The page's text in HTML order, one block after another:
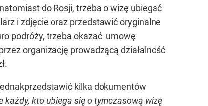
do Rosji, trzeba o wizę ubiegać
i zdjęcie oraz przedstawić oryginalne
podróży, trzeba okazać umowę
organizację prowadzącą działalność
kilka dokumentów
każdy, kto ubiega się o tymczasową wizę